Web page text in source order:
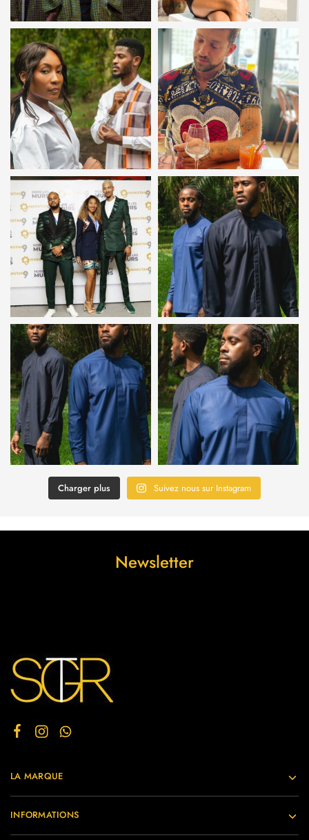
Charger plus Suivez nous sur Instagram
Newsletter
LA MARQUE
INFORMATIONS